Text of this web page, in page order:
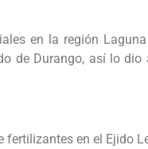
en la región
de Durango, así lo dio
en el Ejido